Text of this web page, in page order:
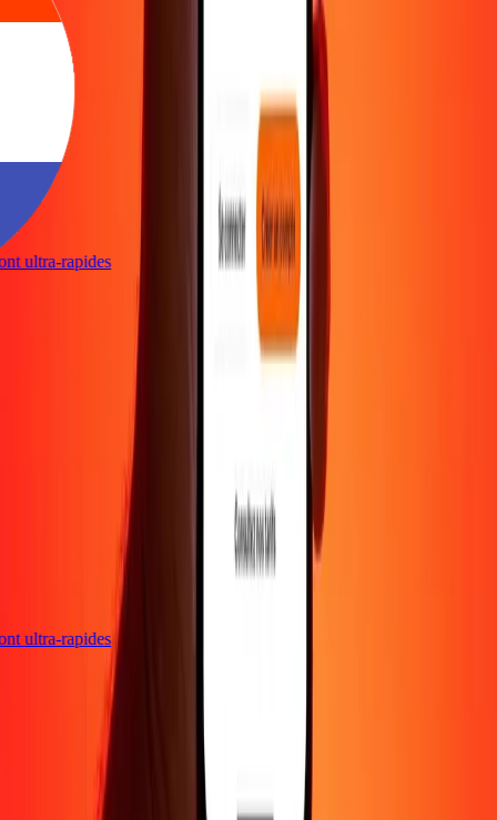
ultra-rapides
ultra-rapides
Blog
Envoyer de l'argent en
Entreprise Devenir agent
Devenir affilié